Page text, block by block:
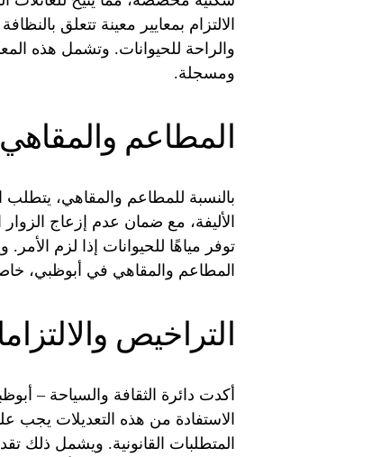
الالتزام بمعايير معينة تتعلق
والراحة للحيوانات. وتشمل هذه
ومسجلة.
المطاعم
بالنسبة للمطاعم والمقاهي،
الأليفة، مع ضمان عدم إزعاج
توفر مياهًا للحيوانات إذا لزم
المطاعم والمقاهي في أبوظبي،
التراخيص
أكدت دائرة الثقافة والسياحة –
الاستفادة من هذه التعديلات يجب
المتطلبات القانونية. ويشمل ذلك